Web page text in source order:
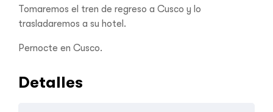
Tomaremos el tren de regreso a Cusco y lo
trasladaremos a su hotel.
Pernocte en Cusco.
Detalles